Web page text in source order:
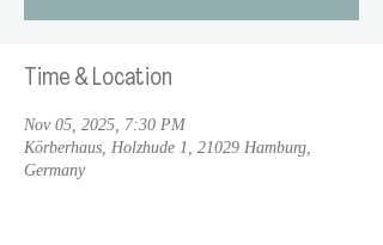
Time & Location
Nov 05, 2025, 7:30 PM
Körberhaus, Holzhude 1, 21029 Hamburg,
Germany